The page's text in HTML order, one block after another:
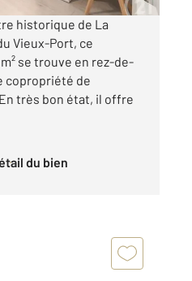
historique de La
Vieux-Port, ce
se trouve en rez-de-
copropriété de
très bon état, il offre
du bien